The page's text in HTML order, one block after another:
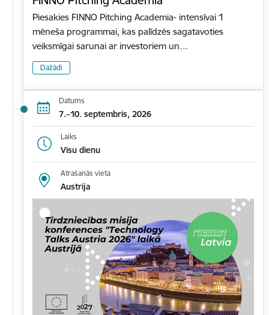
Piesakies FINNO Pitching Academia- intensīvai 1
mēneša programmai, kas palīdzēs sagatavoties
veiksmīgai sarunai ar investoriem un…
Dažādi
Datums
7.–10. septembris, 2026
Laiks
Visu dienu
Atrašanās vieta
Austrija